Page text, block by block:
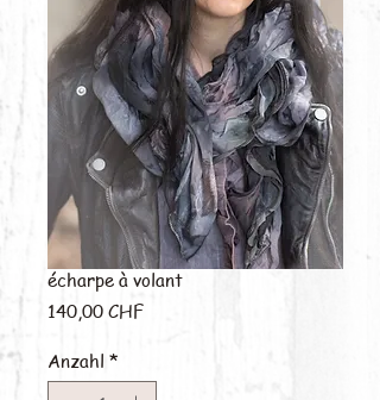
écharpe à volant
140,00 CHFPreis
Anzahl *